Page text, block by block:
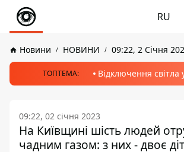
RU
Новини НОВИНИ 09:22, 2 Січня
ТОПТЕМА: Відключення світла
09:22, 02 січня 2023
На Київщині шість людей
чадним газом: з них - двоє